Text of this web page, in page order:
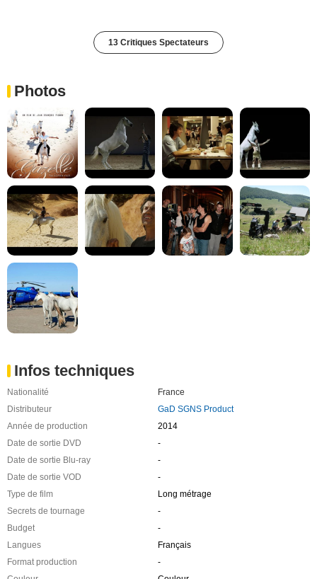
13 Critiques Spectateurs
Photos
Infos techniques
Nationalité
France
Distributeur
GaD SGNS Product
Année de production
2014
Date de sortie DVD
-
Date de sortie Blu-ray
-
Date de sortie VOD
-
Type de film
Long métrage
Secrets de tournage
-
Budget
-
Langues
Français
Format production
-